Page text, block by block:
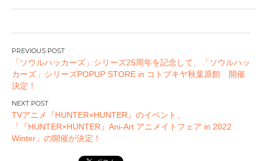
投
稿
ナ
ビ
ゲ
ー
シ
「ソウルハッカーズ」シリーズ25周年を記念して、「ソウルハッ
カーズ」シリーズPOPUP STORE in コトブキヤ秋葉原館 開催
決定！
TVアニメ『HUNTER×HUNTER』のイベント、
「『HUNTER×HUNTER』Ani-Art アニメイトフェア in 2022
Winter」の開催が決定！